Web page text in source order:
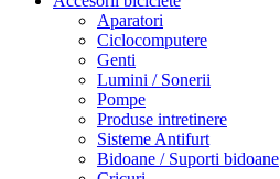
Aparatori
Ciclocomputere
Genti
Lumini / Sonerii
Pompe
Produse intretinere
Sisteme Antifurt
Bidoane / Suporti bidoane